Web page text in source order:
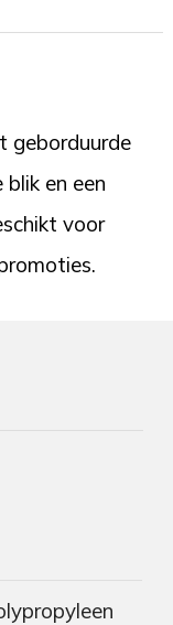
geborduurde
en een
voor